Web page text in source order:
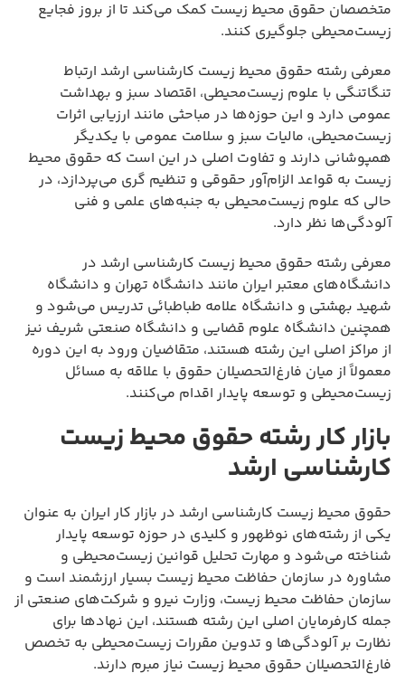
متخصصان حقوق محیط زیست کمک می‌کند تا از بروز فجایع
زیست‌محیطی جلوگیری کنند.
معرفی رشته حقوق محیط زیست کارشناسی ارشد ارتباط
تنگاتنگی با علوم زیست‌محیطی، اقتصاد سبز و بهداشت
عمومی دارد و این حوزه‌ها در مباحثی مانند ارزیابی اثرات
زیست‌محیطی، مالیات سبز و سلامت عمومی با یکدیگر
همپوشانی دارند و تفاوت اصلی در این است که حقوق محیط
زیست به قواعد الزام‌آور حقوقی و تنظیم گری می‌پردازد، در
حالی که علوم زیست‌محیطی به جنبه‌های علمی و فنی
آلودگی‌ها نظر دارد.
معرفی رشته حقوق محیط زیست کارشناسی ارشد در
دانشگاه‌های معتبر ایران مانند دانشگاه تهران و دانشگاه
شهید بهشتی و دانشگاه علامه طباطبائی تدریس می‌شود و
همچنین دانشگاه علوم قضایی و دانشگاه صنعتی شریف نیز
از مراکز اصلی این رشته هستند، متقاضیان ورود به این دوره
معمولاً از میان فارغ‌التحصیلان حقوق با علاقه به مسائل
زیست‌محیطی و توسعه پایدار اقدام می‌کنند.
بازار کار رشته حقوق محیط زیست
کارشناسی ارشد
حقوق محیط زیست کارشناسی ارشد در بازار کار ایران به عنوان
یکی از رشته‌های نوظهور و کلیدی در حوزه توسعه پایدار
شناخته می‌شود و مهارت تحلیل قوانین زیست‌محیطی و
مشاوره در سازمان حفاظت محیط زیست بسیار ارزشمند است و
سازمان حفاظت محیط زیست، وزارت نیرو و شرکت‌های صنعتی از
جمله کارفرمایان اصلی این رشته هستند، این نهادها برای
نظارت بر آلودگی‌ها و تدوین مقررات زیست‌محیطی به تخصص
فارغ‌التحصیلان حقوق محیط زیست نیاز مبرم دارند.